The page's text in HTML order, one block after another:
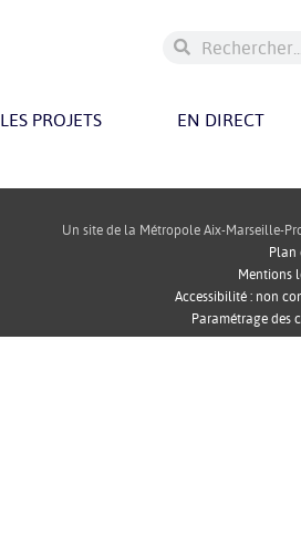
LES PROJETS EN DIRECT
Un site de la Métropole Aix-Marseille-
Plan
Mentions
Accessibilité : non
Paramétrage des